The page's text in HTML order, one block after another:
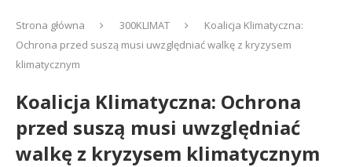
Strona główna 300KLIMAT
Koalicja Klimatyczna:
Ochrona przed suszą musi uwzględniać walkę z kryzysem
klimatycznym
Koalicja Klimatyczna: Ochrona
przed suszą musi uwzględniać
walkę z kryzysem klimatycznym